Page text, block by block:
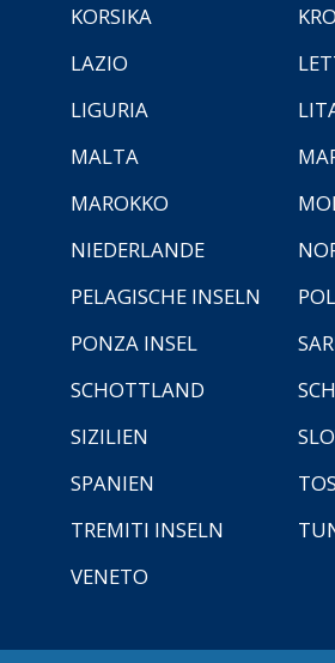
KORSIKA
LAZIO
LIGURIA
MALTA
MAROKKO
NIEDERLANDE
PELAGISCHE INSELN
PONZA INSEL
SCHOTTLAND
SIZILIEN
SPANIEN
TREMITI INSELN
VENETO